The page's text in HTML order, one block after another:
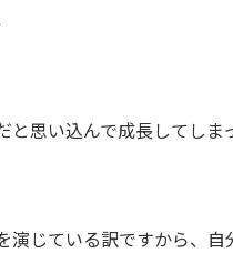
思い込んで成長してしま
じている訳ですから、自